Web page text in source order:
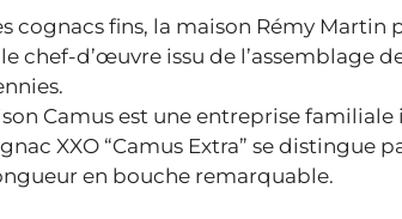
cognacs fins, la maison Rémy Martin
chef-d’œuvre issu de l’assemblage
Camus est une entreprise
XXO “Camus Extra” se distingue
en bouche remarquable.